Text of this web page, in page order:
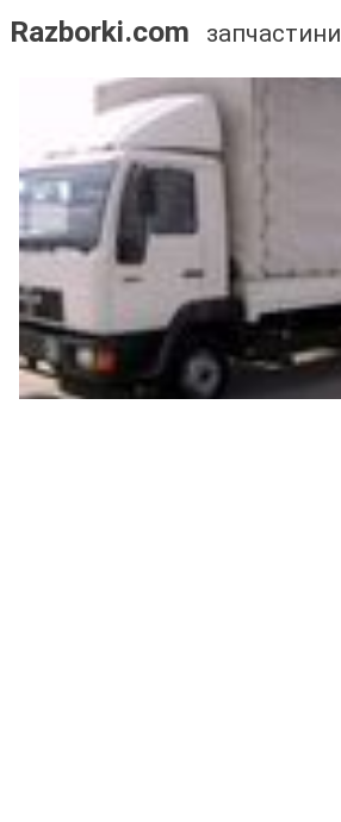
Razborki.com запчастини